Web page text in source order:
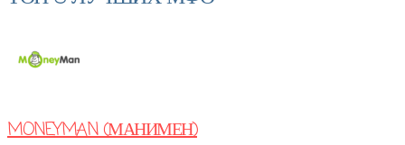
MONEYMAN (МАНИМЕН)